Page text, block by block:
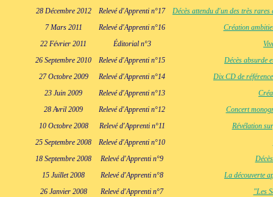
28 Décembre 2012
Relevé d'Apprenti n°17
Décès attendu d'un des très
7 Mars 2011
Relevé d'Apprenti n°16
Création
22 Février 2011
Éditorial n°3
26 Septembre 2010
Relevé d'Apprenti n°15
Décès absurde
27 Octobre 2009
Relevé d'Apprenti n°14
Dix CD de
23 Juin 2009
Relevé d'Apprenti n°13
28 Avril 2009
Relevé d'Apprenti n°12
Concert
10 Octobre 2008
Relevé d'Apprenti n°11
Révélation
25 Septembre 2008
Relevé d'Apprenti n°10
18 Septembre 2008
Relevé d'Apprenti n°9
15 Juillet 2008
Relevé d'Apprenti n°8
La découverte
26 Janvier 2008
Relevé d'Apprenti n°7
"Les